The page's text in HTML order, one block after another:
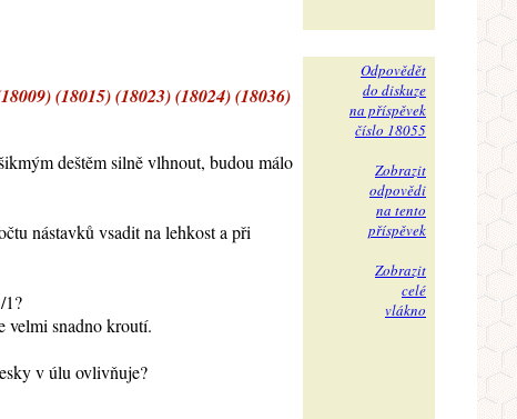
(18015) (18023) (18024) (18036)
deštěm silně vlhnout, budou málo
nástavků vsadit na lehkost a při
1?
velmi snadno kroutí.
v úlu ovlivňuje?
Odpovědět
do diskuze
na příspěvek
číslo 18055
Zobrazit
odpovědi
na tento
příspěvek
Zobrazit
celé
vlákno